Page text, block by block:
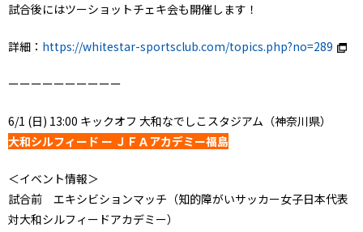
試合後にはツーショットチェキ会も開催します！
詳細： https://whitestar-sportsclub.com/topics.php?no=289
ーーーーーーーーーー
6/1 (日) 13:00 キックオフ 大和なでしこスタジアム（神奈川県）
大和シルフィード ー ＪＦＡアカデミー福島
＜イベント情報＞
試合前 エキシビションマッチ（知的障がいサッカー女子日本代表
対大和シルフィードアカデミー）